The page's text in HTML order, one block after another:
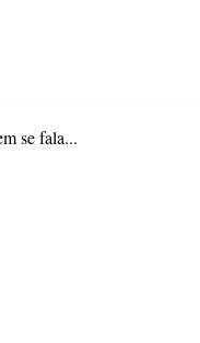
se fala...